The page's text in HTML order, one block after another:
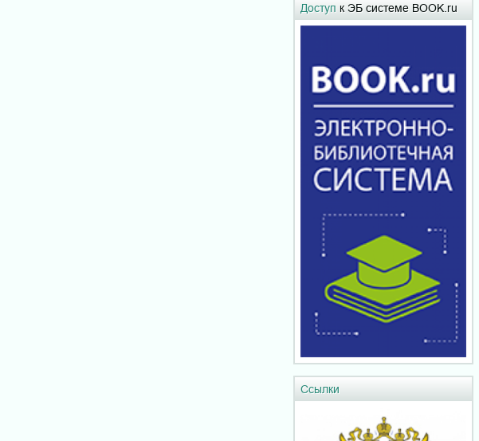
Доступ к ЭБ системе BOOK.ru
Ссылки